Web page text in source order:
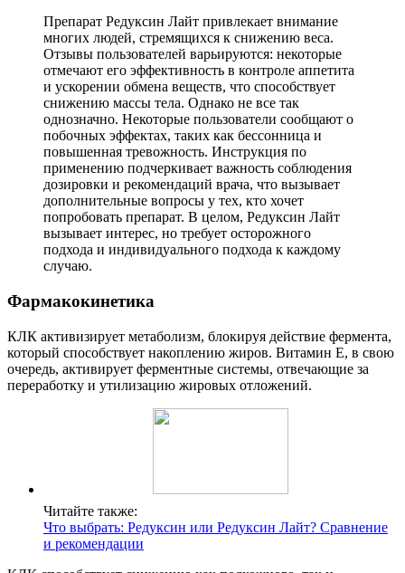
Препарат Редуксин Лайт привлекает внимание
многих людей, стремящихся к снижению веса.
Отзывы пользователей варьируются: некоторые
отмечают его эффективность в контроле аппетита
и ускорении обмена веществ, что способствует
снижению массы тела. Однако не все так
однозначно. Некоторые пользователи сообщают о
побочных эффектах, таких как бессонница и
повышенная тревожность. Инструкция по
применению подчеркивает важность соблюдения
дозировки и рекомендаций врача, что вызывает
дополнительные вопросы у тех, кто хочет
попробовать препарат. В целом, Редуксин Лайт
вызывает интерес, но требует осторожного
подхода и индивидуального подхода к каждому
случаю.
Фармакокинетика
КЛК активизирует метаболизм, блокируя действие фермента,
который способствует накоплению жиров. Витамин Е, в свою
очередь, активирует ферментные системы, отвечающие за
переработку и утилизацию жировых отложений.
Читайте также:
Что выбрать: Редуксин или Редуксин Лайт? Сравнение
и рекомендации